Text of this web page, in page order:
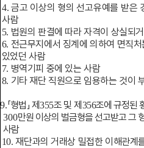
4.금고 이상의 형의 선고유예를 받은
사람
5. 법원의 판결에 따라 자격이 상실되
6. 전근무지에서 징계에 의하여 면직
있었던 사람
7. 병역기피 중에 있는 사람
8. 기타 재단 직원으로 임용하는 것이
9.「형법 」 제355조 및 제 356조에 규정된
300만원 이상의 벌금형을 선고받고 그
사람
10. 재단과의 거래상 밀접한 이해관계